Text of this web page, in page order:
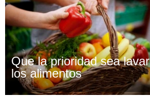
Que la prioridad sea lavar
los alimentos